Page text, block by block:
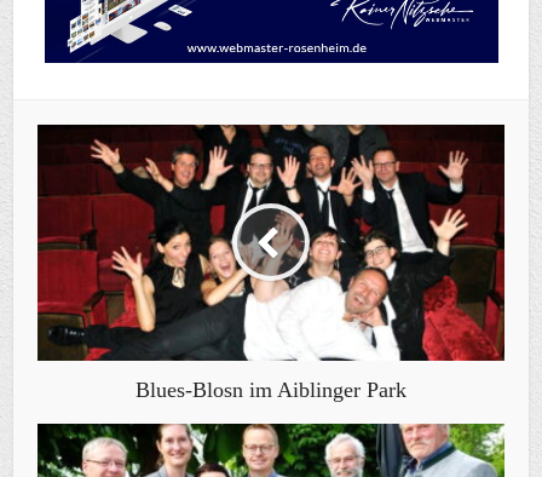
Blues-Blosn im Aiblinger Park